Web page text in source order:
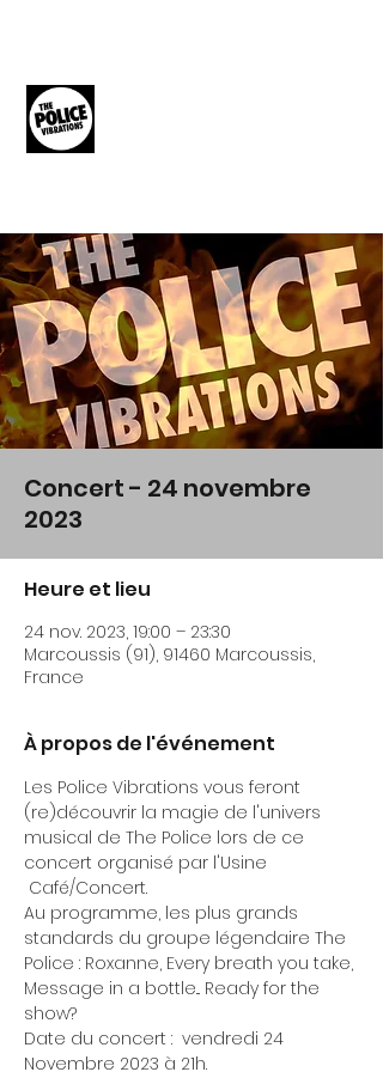
Concert - 24 novembre
2023
Heure et lieu
24 nov. 2023, 19:00 – 23:30
Marcoussis (91), 91460 Marcoussis,
France
À propos de l'événement
Les Police Vibrations vous feront
(re)découvrir la magie de l'univers
musical de The Police lors de ce
concert organisé par l'Usine
Café/Concert.
Au programme, les plus grands
standards du groupe légendaire The
Police : Roxanne, Every breath you take,
Message in a bottle... Ready for the
show?
Date du concert :  vendredi 24
Novembre 2023 à 21h.